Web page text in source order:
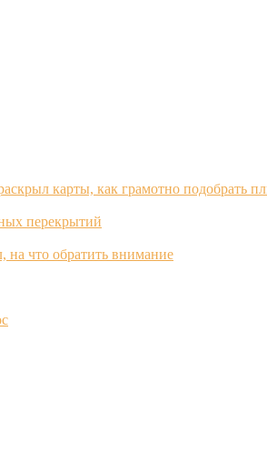
карты, как грамотно подобрать
перекрытий
что обратить внимание